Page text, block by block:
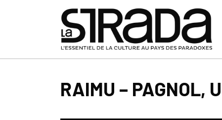
RAIMU – PAGNOL,